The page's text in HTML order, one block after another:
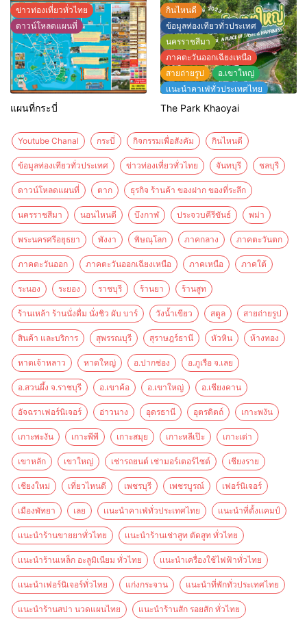
ข่าวท่องเที่ยวทั่วไทย
ดาวน์โหลดแผนที่
แผนที่กระบี่
กินไหนดี
ข้อมูลท่องเทียวทั่วประเทศ
นครราชสีมา
ภาคตะวันออกเฉียงเหนือ
สายถ่ายรูป
อ.เขาใหญ่
เเนะนำคาเฟ่ทั่วประเทศไทย
แนะนำร้านอาหารทั่วประเทศ
ไฮไลท์สถานที่ท่องเที่ยวทั่วไทย
The Park Khaoyai
Youtube Chanal กระบี่ กิจกรรมเพื่อสังคัม กินไหนดี
ข้อมูลท่องเทียวทั่วประเทศ ข่าวท่องเที่ยวทั่วไทย จันทบุรี ชลบุรี
ดาวน์โหลดแผนที่ ตาก ธุรกิจ ร้านค้า ของฝาก ของที่ระลึก
นครราชสีมา นอนไหนดี บึงกาฬ ประจวบคีรีขันธ์ พม่า
พระนครศรีอยุธยา พังงา พิษณุโลก ภาคกลาง ภาคตะวันตก
ภาคตะวันออก ภาคตะวันออกเฉียงเหนือ ภาคเหนือ ภาคใต้
ระนอง ระยอง ราชบุรี ร้านยา ร้านสูท
ร้านเหล้า ร้านนั่งดื่ม นั่งชิว ผับ บาร์ วังน้ำเขียว สตูล สายถ่ายรูป
สินค้า และบริการ สุพรรณบุรี สุราษฎร์ธานี หัวหิน ห้างทอง
หาดเจ้าหลาว หาดใหญ่ อ.ปากช่อง อ.ภูเรือ จ.เลย
อ.สวนผึ้ง จ.ราชบุรี อ.เขาค้อ อ.เขาใหญ่ อ.เชียงคาน
อัจฉราเฟอร์นิเจอร์ อ่าวนาง อุดรธานี อุตรดิตถ์ เกาะพงัน
เกาะพะงัน เกาะพีพี เกาะสมุย เกาะหลีเป๊ะ เกาะเต่า
เขาหลัก เขาใหญ่ เช่ารถยนต์ เช่ามอร์เตอร์ไซต์ เชียงราย
เชียงใหม่ เที่ยวไหนดี เพชรบุรี เพชรบูรณ์ เฟอร์นิเจอร์
เมืองพัทยา เลย เเนะนำคาเฟ่ทั่วประเทศไทย เเนะนำที่ตั้งเเคมป์
เเนะนำร้านขายยาทั่วไทย เเนะนำร้านเช่าสูท ตัดสูท ทั่วไทย
เเนะนำร้านเหล็ก อะลูมิเนียม ทั่วไทย เเนะนำเครื่องใช้ไฟฟ้าทั่วไทย
เเนะนำเฟอร์นิเจอร์ทั่วไทย แก่งกระจาน แนะนำที่พักทั่วประเทศไทย
แนะนำร้านสปา นวดแผนไทย แนะนำร้านสัก รอยสัก ทั่วไทย